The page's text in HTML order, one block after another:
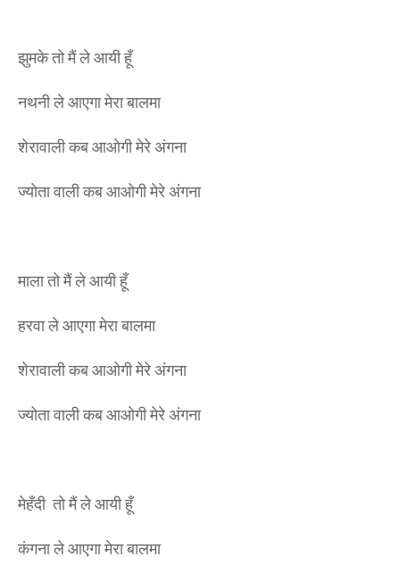
झुमके तो मैं ले आयी हूँ
नथनी ले आएगा मेरा बालमा
शेरावाली कब आओगी मेरे अंगना
ज्योता वाली कब आओगी मेरे अंगना
माला तो मैं ले आयी हूँ
हरवा ले आएगा मेरा बालमा
शेरावाली कब आओगी मेरे अंगना
ज्योता वाली कब आओगी मेरे अंगना
मेहँदी तो मैं ले आयी हूँ
कंगना ले आएगा मेरा बालमा